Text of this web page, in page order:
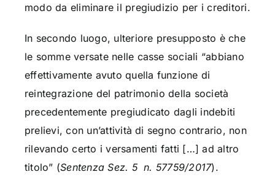
modo da eliminare il pregiudizio per i creditori.
In secondo luogo, ulteriore presupposto è che
le somme versate nelle casse sociali “abbiano
effettivamente avuto quella funzione di
reintegrazione del patrimonio della società
precedentemente pregiudicato dagli indebiti
prelievi, con un’attività di segno contrario, non
rilevando certo i versamenti fatti […] ad altro
titolo” (Sentenza Sez. 5 n. 57759/2017).